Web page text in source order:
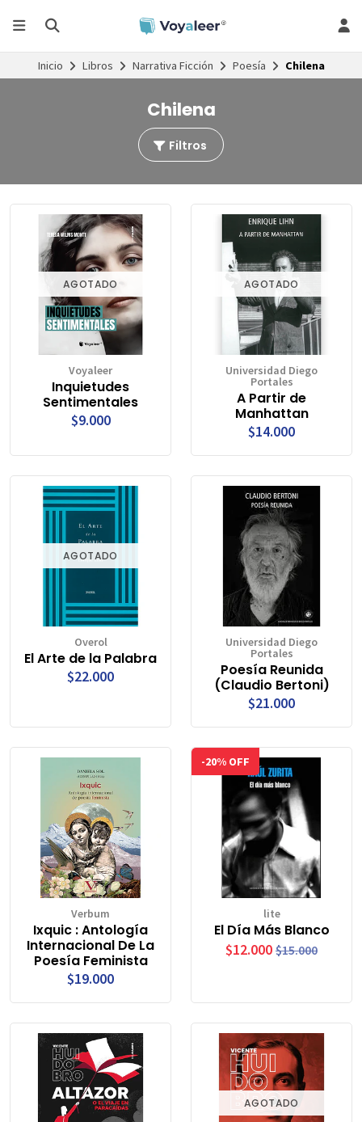
Inicio Libros Narrativa Ficción Poesía Chilena
Chilena
Filtros
AGOTADO
Voyaleer
Inquietudes
Sentimentales
$9.000
AGOTADO
Universidad Diego
Portales
A Partir de
Manhattan
$14.000
AGOTADO
Overol
El Arte de la Palabra
$22.000
Universidad Diego
Portales
Poesía Reunida
(Claudio Bertoni)
$21.000
Verbum
Ixquic : Antología
Internacional De La
Poesía Feminista
$19.000
-20% OFF
lite
El Día Más Blanco
$12.000 $15.000
AGOTADO